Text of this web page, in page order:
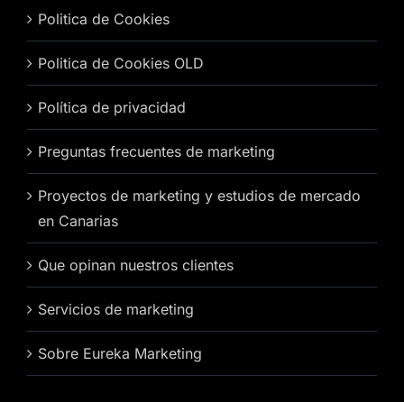
Politica de Cookies
Politica de Cookies OLD
Política de privacidad
Preguntas frecuentes de marketing
Proyectos de marketing y estudios de mercado
en Canarias
Que opinan nuestros clientes
Servicios de marketing
Sobre Eureka Marketing